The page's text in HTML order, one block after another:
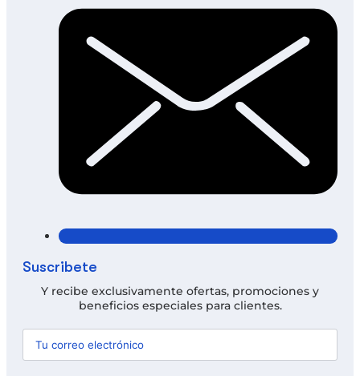
Suscríbete
Y recibe exclusivamente ofertas, promociones y
beneficios especiales para clientes.